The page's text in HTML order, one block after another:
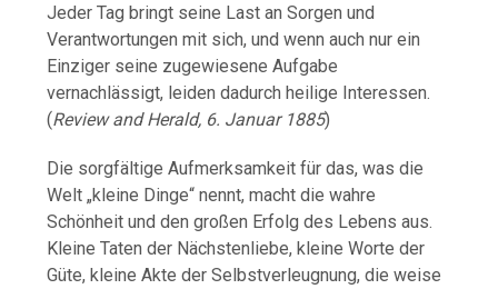
Jeder Tag bringt seine Last an Sorgen und
Verantwortungen mit sich, und wenn auch nur ein
Einziger seine zugewiesene Aufgabe
vernachlässigt, leiden dadurch heilige Interessen.
(Review and Herald, 6. Januar 1885)
Die sorgfältige Aufmerksamkeit für das, was die
Welt „kleine Dinge“ nennt, macht die wahre
Schönheit und den großen Erfolg des Lebens aus.
Kleine Taten der Nächstenliebe, kleine Worte der
Güte, kleine Akte der Selbstverleugnung, die weise